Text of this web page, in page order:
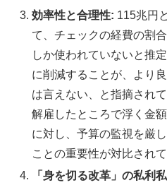
効率性と合理性: 115兆円
て、チェックの経費の割
しか使われていないと推
に削減することが、より
は言えない、と指摘され
解雇したところで浮く金
に対し、予算の監視を厳
ことの重要性が対比されて
「身を切る改革」の私利